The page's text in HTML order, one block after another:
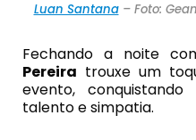
Luan Santana– Foto:
Fechando a noite
Pereira trouxe um
evento,
talento e simpatia.